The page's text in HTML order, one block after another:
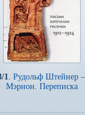
1
Рудольф Штейнер
Мэрион. Переписка